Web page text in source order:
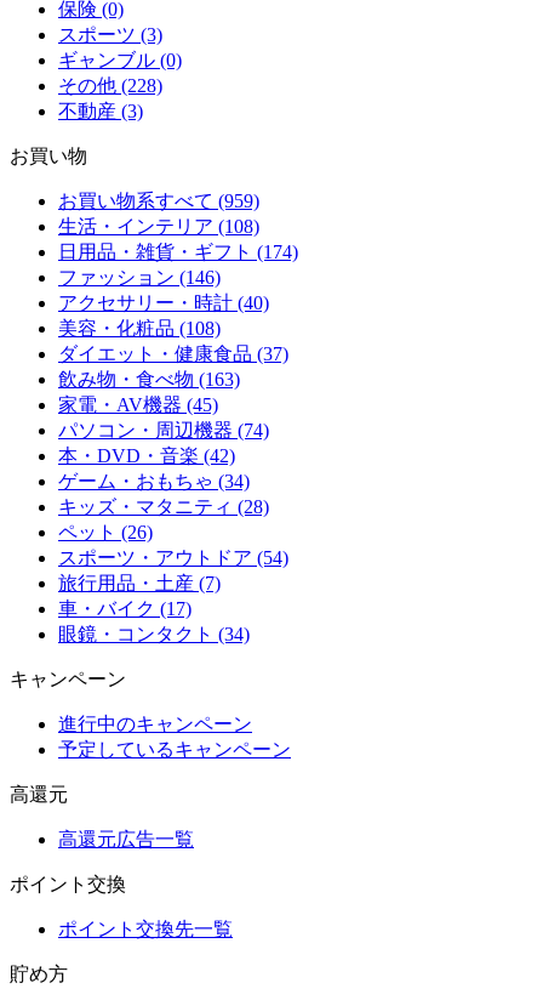
保険 (0)
スポーツ (3)
ギャンブル (0)
その他 (228)
不動産 (3)
お買い物
お買い物系すべて (959)
生活・インテリア (108)
日用品・雑貨・ギフト (174)
ファッション (146)
アクセサリー・時計 (40)
美容・化粧品 (108)
ダイエット・健康食品 (37)
飲み物・食べ物 (163)
家電・AV機器 (45)
パソコン・周辺機器 (74)
本・DVD・音楽 (42)
ゲーム・おもちゃ (34)
キッズ・マタニティ (28)
ペット (26)
スポーツ・アウトドア (54)
旅行用品・土産 (7)
車・バイク (17)
眼鏡・コンタクト (34)
キャンペーン
進行中のキャンペーン
予定しているキャンペーン
高還元
高還元広告一覧
ポイント交換
ポイント交換先一覧
貯め方